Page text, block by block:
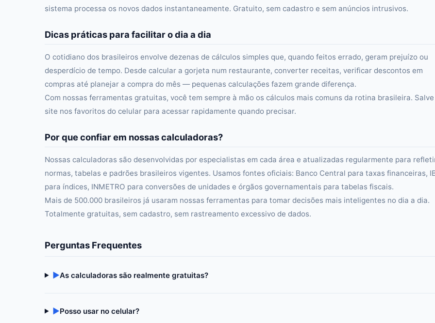
sistema processa os novos dados instantaneamente. Gratuito, sem cadastro e sem anúncios intrusivos.
Dicas práticas para facilitar o dia a dia
O cotidiano dos brasileiros envolve dezenas de cálculos simples que, quando feitos errado, geram prejuízo ou
desperdício de tempo. Desde calcular a gorjeta num restaurante, converter receitas, verificar descontos em
compras até planejar a compra do mês — pequenas calculações fazem grande diferença.
Com nossas ferramentas gratuitas, você tem sempre à mão os cálculos mais comuns da rotina brasileira.
site nos favoritos do celular para acessar rapidamente quando precisar.
Por que confiar em nossas calculadoras?
Nossas calculadoras são desenvolvidas por especialistas em cada área e atualizadas regularmente para
normas, tabelas e padrões brasileiros vigentes. Usamos fontes oficiais: Banco Central para taxas financeiras,
para índices, INMETRO para conversões de unidades e órgãos governamentais para tabelas fiscais.
Mais de 500.000 brasileiros já usaram nossas ferramentas para tomar decisões mais inteligentes no dia a dia.
Totalmente gratuitas, sem cadastro, sem rastreamento excessivo de dados.
Perguntas Frequentes
▶As calculadoras são realmente gratuitas?
▶Posso usar no celular?